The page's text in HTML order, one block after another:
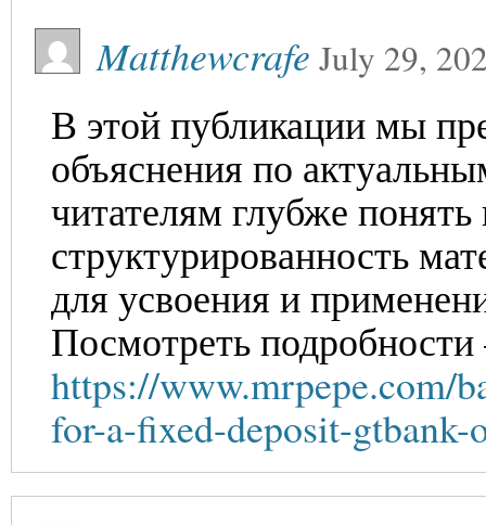
Matthewcrafe July 29,
В этой публикации мы
объяснения по
читателям глубже
структурированность
для усвоения и
Посмотреть подробности
https://www.mrpepe.com/
for-a-fixed-deposit-gtbank-